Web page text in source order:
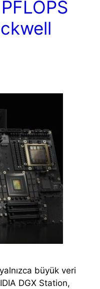
büyük veri
DGX Station,